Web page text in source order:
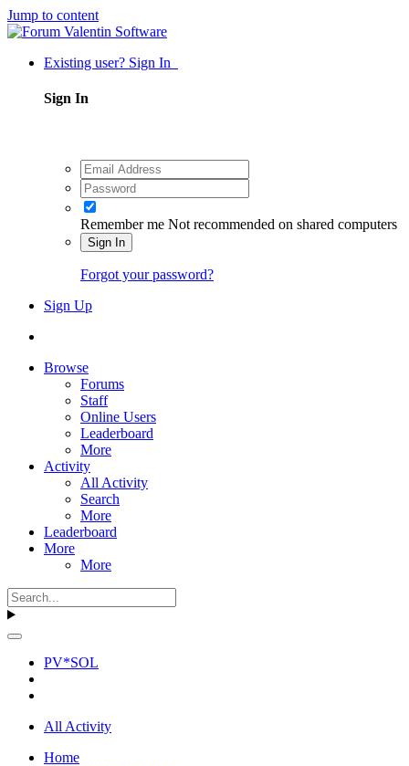
Jump to content
Existing user? Sign In
Sign In
Remember me Not recommended on shared computers
Sign In
Forgot your password?
Sign Up
Browse
Forums
Staff
Online Users
Leaderboard
More
Activity
All Activity
Search
More
Leaderboard
More
More
PV*SOL
All Activity
Home